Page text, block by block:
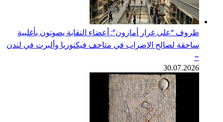
ظروف “على غرار أمازون”: أعضاء النقابة يصوتون بأغلبية
ساحقة لصالح الإضراب في متاحف فيكتوريا وألبرت في لندن
–
30.07.2026